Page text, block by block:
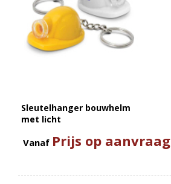
Sleutelhanger bouwhelm
met licht
Vanaf Prijs op aanvraag